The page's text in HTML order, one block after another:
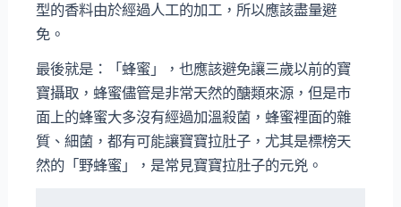
型的香料由於經過人工的加工，所以應該盡量避
免。
最後就是：「蜂蜜」，也應該避免讓三歲以前的寶
寶攝取，蜂蜜儘管是非常天然的醣類來源，但是市
面上的蜂蜜大多沒有經過加溫殺菌，蜂蜜裡面的雜
質、細菌，都有可能讓寶寶拉肚子，尤其是標榜天
然的「野蜂蜜」，是常見寶寶拉肚子的元兇。